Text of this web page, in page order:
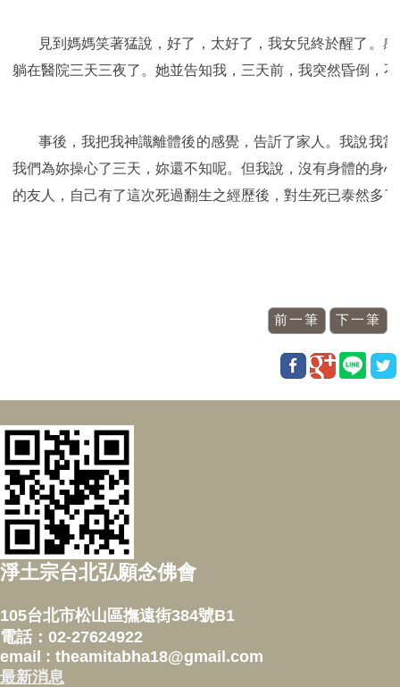
見到媽媽笑著猛說，好了，太好了，我女兒終於醒了。感
躺在醫院三天三夜了。她並告知我，三天前，我突然昏倒，
事後，我把我神識離體後的感覺，告訢了家人。我說我當
我們為妳操心了三天，妳還不知呢。但我說，沒有身體的身
的友人，自己有了這次死過翻生之經歷後，對生死已泰然多
淨土宗台北弘願念佛會
105台北市松山區撫遠街384號B1
電話：02-27624922
email : theamitabha18@gmail.com
最新消息